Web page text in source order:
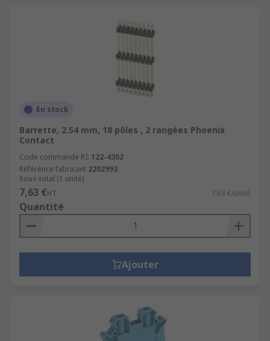
En stock
Barrette, 2.54 mm, 18 pôles , 2 rangées Phoenix
Contact
Code commande RS 122-4302
Référence fabricant 2202993
Sous-total (1 unité)
7,63 €HT 7,63 €/unité
Quantité
Ajouter